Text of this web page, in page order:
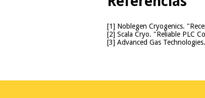
[1] Noblegen Cryogenics.
[2] Scala Cryo. "Reliable PLC
[3] Advanced Gas